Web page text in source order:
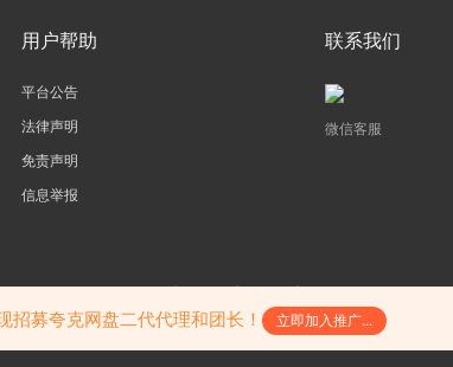
用户帮助
平台公告
法律声明
免责声明
信息举报
联系我们
微信客服
陕公网安备61052302000242号
招募夸克网盘二代代理和团长！ 立即加入推广...